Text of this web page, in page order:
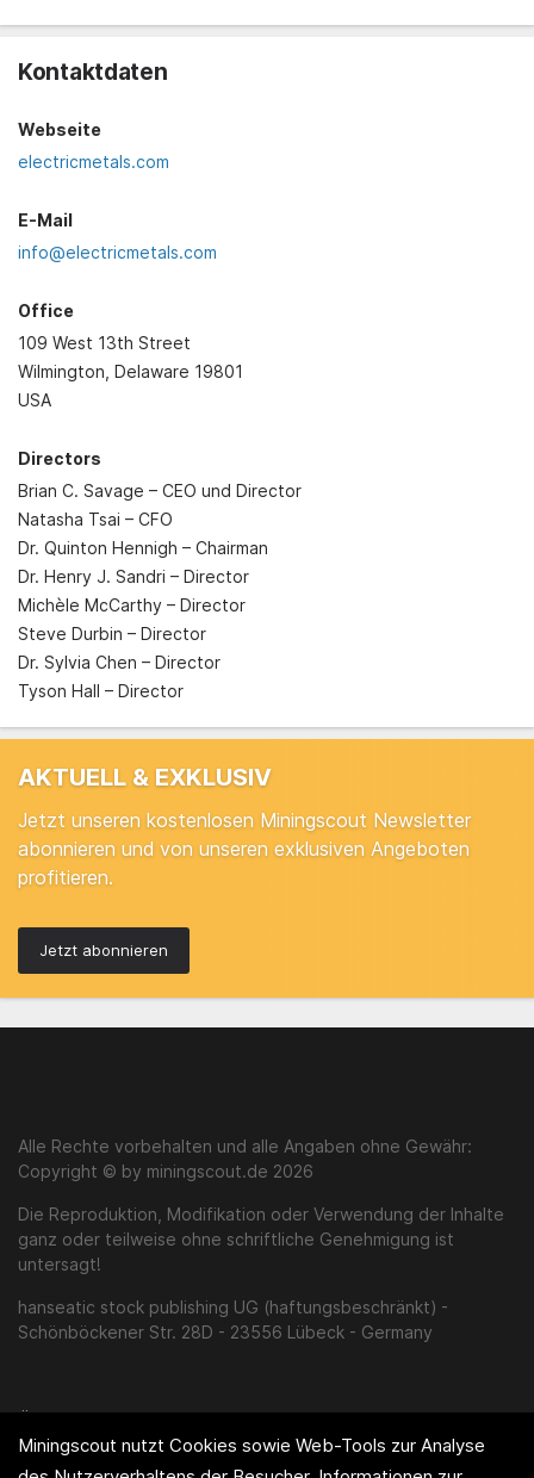
Kontaktdaten
Webseite
electricmetals.com
E-Mail
info@electricmetals.com
Office
109 West 13th Street
Wilmington, Delaware 19801
USA
Directors
Brian C. Savage – CEO und Director
Natasha Tsai – CFO
Dr. Quinton Hennigh – Chairman
Dr. Henry J. Sandri – Director
Michèle McCarthy – Director
Steve Durbin – Director
Dr. Sylvia Chen – Director
Tyson Hall – Director
AKTUELL & EXKLUSIV
Jetzt unseren kostenlosen Miningscout Newsletter
abonnieren und von unseren exklusiven Angeboten
profitieren.
Jetzt abonnieren
Alle Rechte vorbehalten und alle Angaben ohne Gewähr:
Copyright © by miningscout.de 2026
Die Reproduktion, Modifikation oder Verwendung der Inhalte
ganz oder teilweise ohne schriftliche Genehmigung ist
untersagt!
hanseatic stock publishing UG (haftungsbeschränkt) -
Schönböckener Str. 28D - 23556 Lübeck - Germany
Über uns
Impressum
Miningscout nutzt Cookies sowie Web-Tools zur Analyse